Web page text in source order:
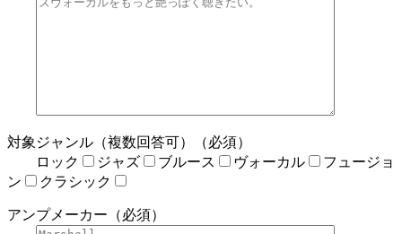
対象ジャンル（複数回答可）（必須）
ロック
ジャズ ブルース ヴォーカル
フュージョ
ン
クラシック
アンプメーカー（必須）